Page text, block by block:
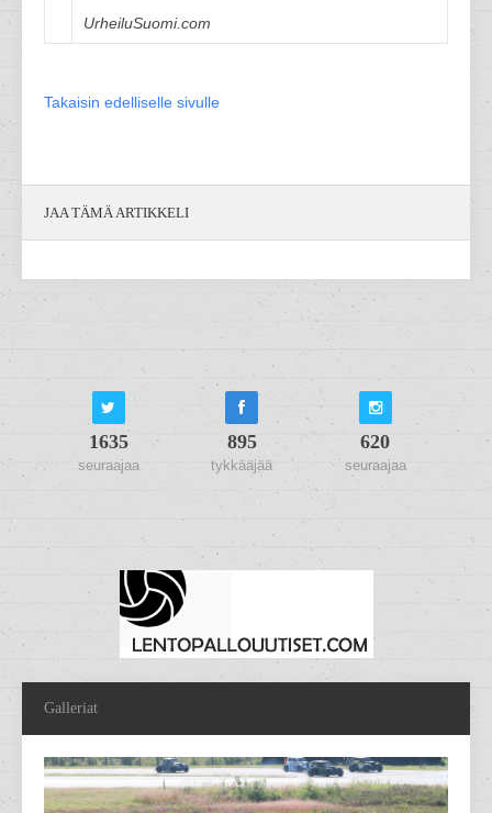
UrheiluSuomi.com
Takaisin edelliselle sivulle
JAA TÄMÄ ARTIKKELI
1635
seuraajaa
895
tykkääjää
620
seuraajaa
Galleriat